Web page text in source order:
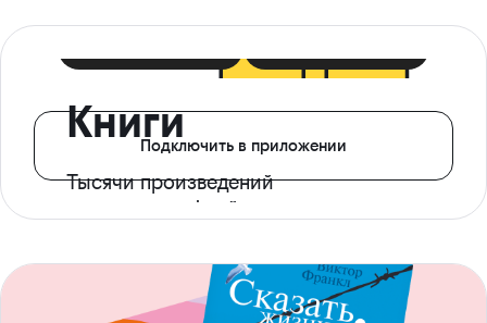
Книги
Тысячи произведений
с доступом офлайн
Подключить в приложении